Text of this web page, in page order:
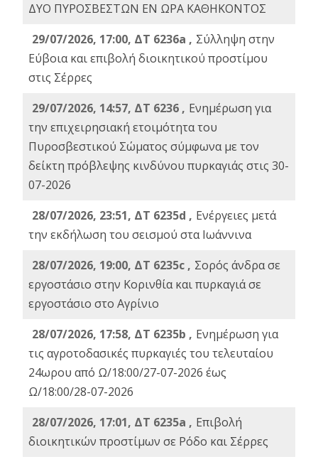
ΔΥΟ ΠΥΡΟΣΒΕΣΤΩΝ ΕΝ ΩΡΑ ΚΑΘΗΚΟΝΤΟΣ
29/07/2026, 17:00, ΔΤ 6236a , Σύλληψη στην
Εύβοια και επιβολή διοικητικού προστίμου
στις Σέρρες
29/07/2026, 14:57, ΔΤ 6236 , Ενημέρωση για
την επιχειρησιακή ετοιμότητα του
Πυροσβεστικού Σώματος σύμφωνα με τον
δείκτη πρόβλεψης κινδύνου πυρκαγιάς στις 30-
07-2026
28/07/2026, 23:51, ΔΤ 6235d , Ενέργειες μετά
την εκδήλωση του σεισμού στα Ιωάννινα
28/07/2026, 19:00, ΔΤ 6235c , Σορός άνδρα σε
εργοστάσιο στην Κορινθία και πυρκαγιά σε
εργοστάσιο στο Αγρίνιο
28/07/2026, 17:58, ΔΤ 6235b , Ενημέρωση για
τις αγροτοδασικές πυρκαγιές του τελευταίου
24ωρου από Ω/18:00/27-07-2026 έως
Ω/18:00/28-07-2026
28/07/2026, 17:01, ΔΤ 6235a , Eπιβολή
διοικητικών προστίμων σε Ρόδο και Σέρρες